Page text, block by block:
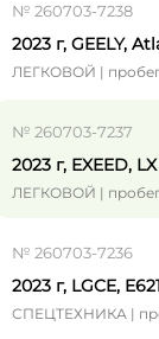
№ 260703-7238
2023 г, GEELY,
ЛЕГКОВОЙ |
№ 260703-7237
2023 г, EXEED, LX
ЛЕГКОВОЙ |
№ 260703-7236
2023 г, LGCE,
СПЕЦТЕХНИКА |